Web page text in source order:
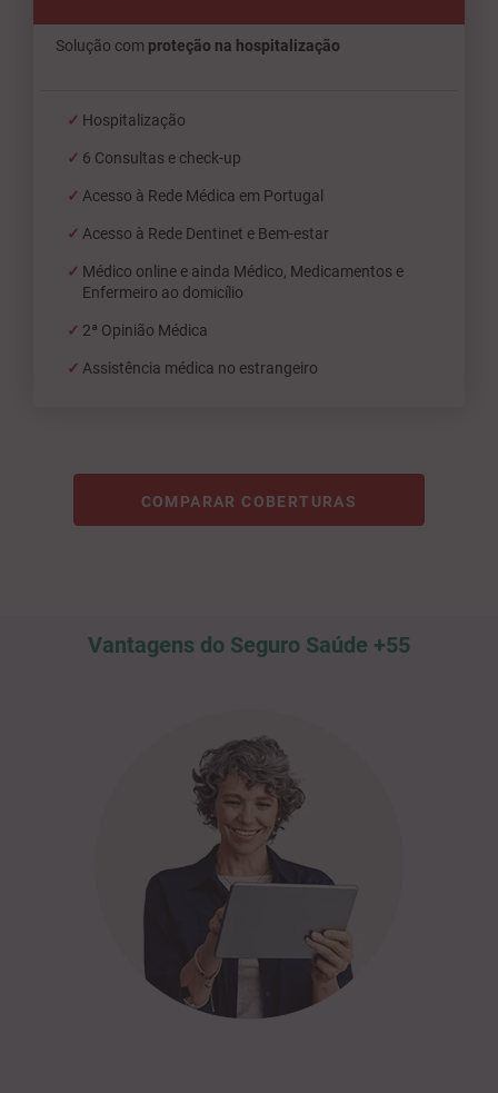
Solução com proteção na hospitalização
Hospitalização
6 Consultas e check-up
Acesso à Rede Médica em Portugal
Acesso à Rede Dentinet e Bem-estar
Médico online e ainda Médico, Medicamentos e
Enfermeiro ao domicílio
2ª Opinião Médica
Assistência médica no estrangeiro
COMPARAR COBERTURAS
Vantagens do Seguro Saúde +55